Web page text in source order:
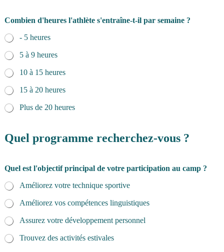
Combien d'heures l'athlète s'entraîne-t-il par semaine ?
- 5 heures
5 à 9 heures
10 à 15 heures
15 à 20 heures
Plus de 20 heures
Quel programme recherchez-vous ?
u
e
s
t
d
e
Quel est l'objectif principal de votre participation au camp ?
Améliorez votre technique sportive
Améliorez vos compétences linguistiques
Assurez votre développement personnel
Trouvez des activités estivales